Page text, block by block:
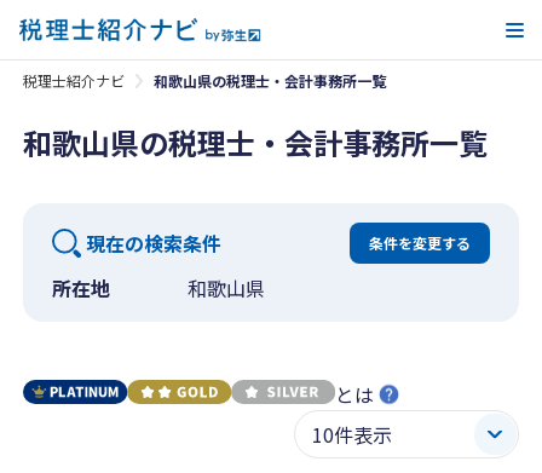
税理士紹介ナビ 和歌山県の税理士・会計事務所一覧
和歌山県の税理士・会計事務所一覧
現在の検索条件 条件を変更する
所在地 和歌山県
とは